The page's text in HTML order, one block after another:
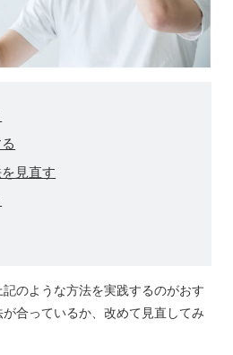
見直す
のような方法を実践するのがおす
合っているか、改めて見直してみ